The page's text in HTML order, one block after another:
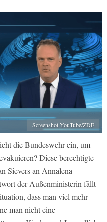
Screenshot YouTube/ZDF
die Bundeswehr ein, um
Diese berechtigte
Sievers an Annalena
der Außenministerin fällt
dass man viel mehr
man nicht eine